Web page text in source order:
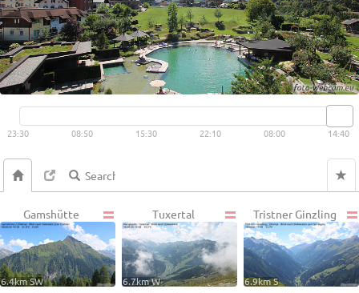
Live video available → View
23:30 08:50 15:30 22:10 08:00 14:40
Gamshütte
6.4km SW
Tuxertal
6.7km W
Tristner Ginzling
6.9km S